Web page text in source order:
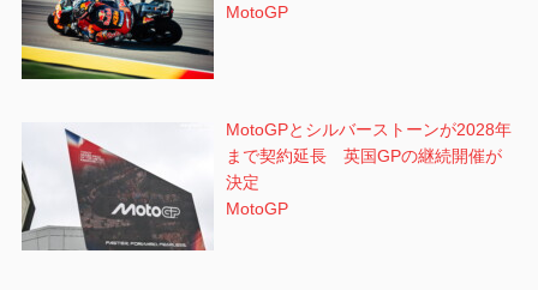
MotoGP
MotoGPとシルバーストーンが2028年
まで契約延長 英国GPの継続開催が
決定
MotoGP